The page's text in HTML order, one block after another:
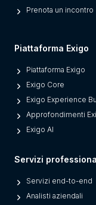
Prenota un incontro
Piattaforma Exigo
Piattaforma Exigo
Exigo Core
Exigo Experience
Approfondimenti
Exigo AI
Servizi
Servizi end-to-end
Analisti aziendali